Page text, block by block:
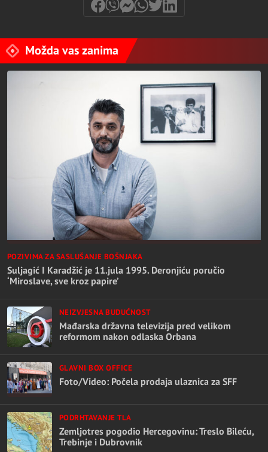
Možda vas zanima
POZIVIMA ZA SASLUŠANJE BOŠNJAKA
Suljagić I Karadžić je 11.jula 1995. Deronjiću poručio
‘Miroslave, sve kroz papire’
NEIZVJESNA BUDUĆNOST
Mađarska državna televizija pred velikom
reformom nakon odlaska Orbana
GLAVNI BOX OFFICE
Foto/Video: Počela prodaja ulaznica za SFF
PODRHTAVANJE TLA
Zemljotres pogodio Hercegovinu: Treslo Bileću,
Trebinje i Dubrovnik